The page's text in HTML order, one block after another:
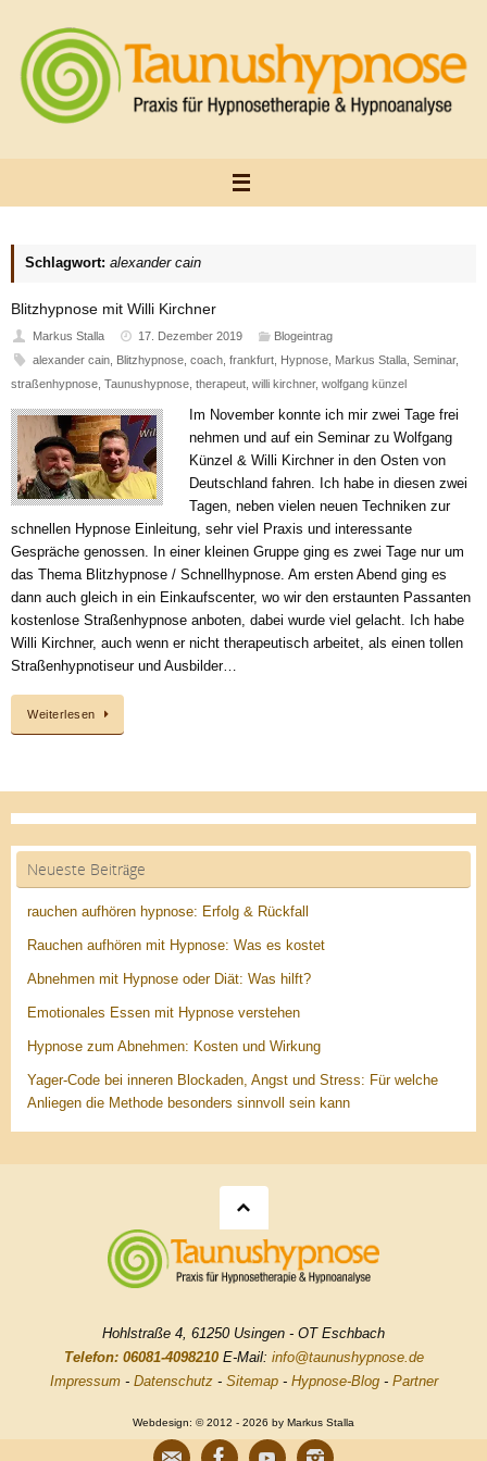
springen
Schlagwort: alexander cain
Blitzhypnose mit Willi Kirchner
Markus Stalla 17. Dezember 2019
Blogeintrag
alexander cain, Blitzhypnose, coach, frankfurt, Hypnose, Markus Stalla, Seminar,
straßenhypnose Taunushypnose therapeut willi kirchner, wolfgang künzel
Im November konnte ich mir zwei Tage frei
nehmen und auf ein Seminar zu Wolfgang
Künzel & Willi Kirchner in den Osten von
Deutschland fahren. Ich habe in diesen zwei
Tagen, neben vielen neuen Techniken zur
schnellen Hypnose Einleitung, sehr viel Praxis und interessante
Gespräche genossen. In einer kleinen Gruppe ging es zwei Tage nur um
das Thema Blitzhypnose / Schnellhypnose. Am ersten Abend ging es
dann auch gleich in ein Einkaufscenter, wo wir den erstaunten Passanten
kostenlose Straßenhypnose anboten, dabei wurde viel gelacht. Ich habe
Willi Kirchner, auch wenn er nicht therapeutisch arbeitet, als einen tollen
Straßenhypnotiseur und Ausbilder…
Weiterlesen
Neueste Beiträge
rauchen aufhören hypnose: Erfolg & Rückfall
Rauchen aufhören mit Hypnose: Was es kostet
Abnehmen mit Hypnose oder Diät: Was hilft?
Emotionales Essen mit Hypnose verstehen
Hypnose zum Abnehmen: Kosten und Wirkung
Yager-Code bei inneren Blockaden, Angst und Stress: Für welche
Anliegen die Methode besonders sinnvoll sein kann
Hohlstraße 4, 61250 Usingen - OT Eschbach
Telefon: 06081-4098210E-Mail: info@taunushypnose.de
Impressum- Datenschutz- Sitemap- Hypnose-Blog- Partner
Webdesign: © 2012 - 2026 by Markus Stalla